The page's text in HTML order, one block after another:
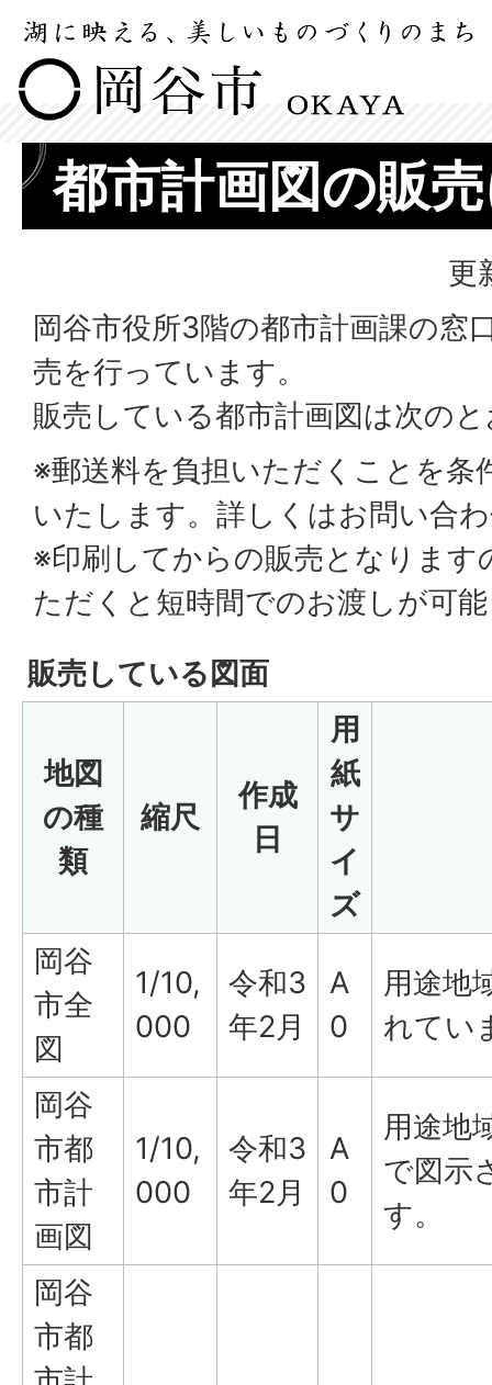
都市計画図の販
更
岡谷市役所3階の都市計画課の窓
売を行っています。
販売している都市計画図は次の
※郵送料を負担いただくことを条
いたします。詳しくはお問い合
※印刷してからの販売となります
ただくと短時間でのお渡しが可
販売している図面
地図
の種
類
縮尺
作成
日
用
紙
サ
イ
ズ
岡谷
市全
図
1/10,
000
令和3
年2月
A
0
用途地
れてい
岡谷
市都
市計
画図
1/10,
000
令和3
年2月
A
0
用途地
で図示
す。
岡谷
市都